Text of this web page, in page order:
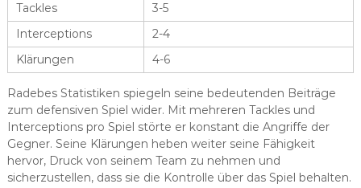
Tackles
3-5
Interceptions
2-4
Klärungen
4-6
Radebes Statistiken spiegeln seine bedeutenden Beiträge
zum defensiven Spiel wider. Mit mehreren Tackles und
Interceptions pro Spiel störte er konstant die Angriffe der
Gegner. Seine Klärungen heben weiter seine Fähigkeit
hervor, Druck von seinem Team zu nehmen und
sicherzustellen, dass sie die Kontrolle über das Spiel behalten.